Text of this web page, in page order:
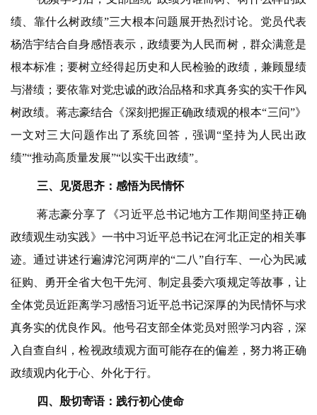
绩、靠什么树政绩”三大根本问题展开热烈讨论。党员代表
杨浩宇结合自身感悟表示，政绩要为人民而树，群众满意是
根本标准；要树立经得起历史和人民检验的政绩，兼顾显绩
与潜绩；要依靠对党忠诚的政治品格和求真务实的实干作风
树政绩。蒋志豪结合 《深刻把握正确政绩观的根本“三问”》
一文对三大问题作出了系统回答，强调“坚持为人民出政
绩”“推动高质量发展”“以实干出政绩”。
三、 见贤思齐：感悟为民情怀
蒋志豪分享了《习近平总书记地方工作期间坚持正确
政绩观生动实践》一书中习近平总书记在河北正定的相关事
迹。通过讲述行遍滹沱河两岸的“二八”自行车、一心为民减
征购、勇开全省大包干先河、制定县委六项规定等故事，让
全体党员近距离学习感悟习近平总书记深厚的为民情怀与求
真务实的优良作风。他号召支部全体党员对照学习内容，深
入自查自纠，检视政绩观方面可能存在的偏差，努力将正确
政绩观内化于心、外化于行。
四、 殷切寄语：践行初心使命